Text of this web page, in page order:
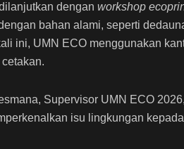
dengan workshop
bahan alami, seperti
ini, UMN ECO menggunakan
Supervisor UMN ECO
isu lingkungan